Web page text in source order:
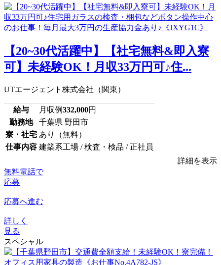
【20~30代活躍中】【社宅無料&即入寮
可】未経験OK！月収33万円可♪住...
UTエージェント株式会社（関東）
給与 月収例332,000円
勤務地
千葉県 野田市
寮・社宅 あり（無料）
仕事内容 建築系工場 / 検査・検品 / 正社員
詳細を表示
無料電話で
応募
応募へ進む
詳しく
見る
スペシャル